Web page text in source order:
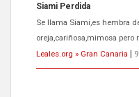
Siami Perdida
Se llama Siami,es hembra
oreja,cariñosa,mimosa pero
Leales.org » Gran Canaria